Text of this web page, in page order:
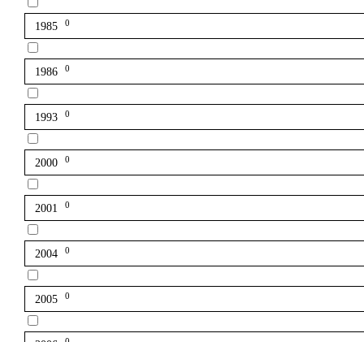
1985 0
1986 0
1993 0
2000 0
2001 0
2004 0
2005 0